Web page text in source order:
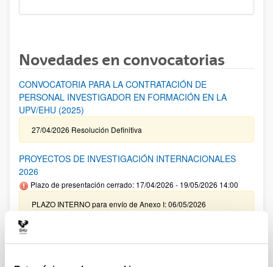
Novedades en convocatorias
CONVOCATORIA PARA LA CONTRATACIÓN DE
PERSONAL INVESTIGADOR EN FORMACIÓN EN LA
UPV/EHU (2025)
27/04/2026 Resolución Definitiva
PROYECTOS DE INVESTIGACIÓN INTERNACIONALES
2026
Plazo de presentación cerrado: 17/04/2026 - 19/05/2026 14:00
PLAZO INTERNO para envío de Anexo I: 06/05/2026
(inclusive) / PLAZO INTERNO para solicitar Autorización
14/05/2026